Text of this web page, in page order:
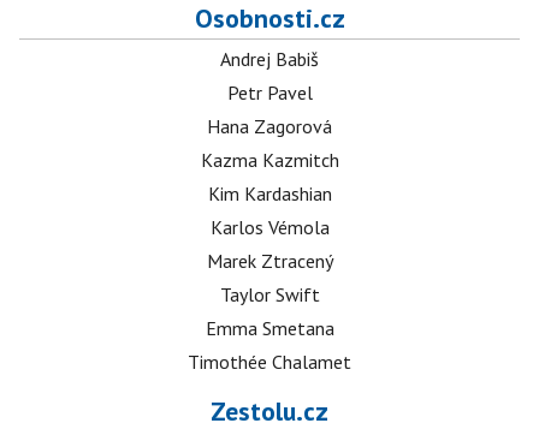
Osobnosti.cz
Andrej Babiš
Petr Pavel
Hana Zagorová
Kazma Kazmitch
Kim Kardashian
Karlos Vémola
Marek Ztracený
Taylor Swift
Emma Smetana
Timothée Chalamet
Zestolu.cz